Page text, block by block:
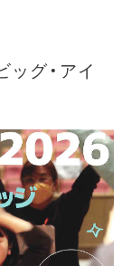
ッグ・アイ